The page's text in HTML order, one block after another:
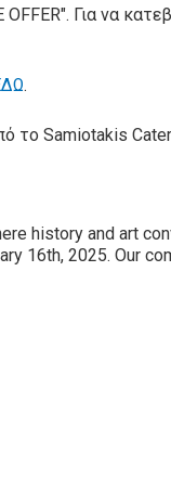
Για να
.
το Samiotakis
history and art
16th, 2025. Our